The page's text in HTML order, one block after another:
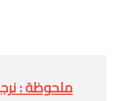
ملحوظة :